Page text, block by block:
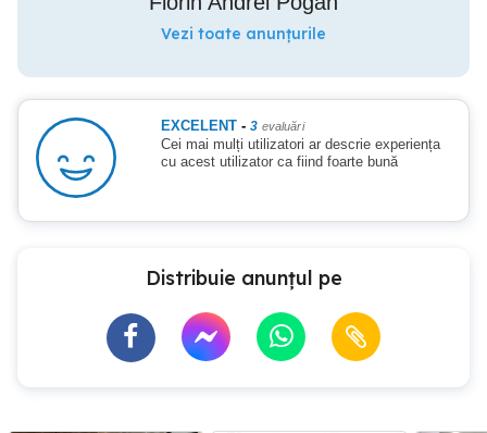
Vezi toate anunțurile
EXCELENT - 3 evaluări
Cei mai mulți utilizatori ar descrie experiența
cu acest utilizator ca fiind foarte bună
Distribuie anunțul pe